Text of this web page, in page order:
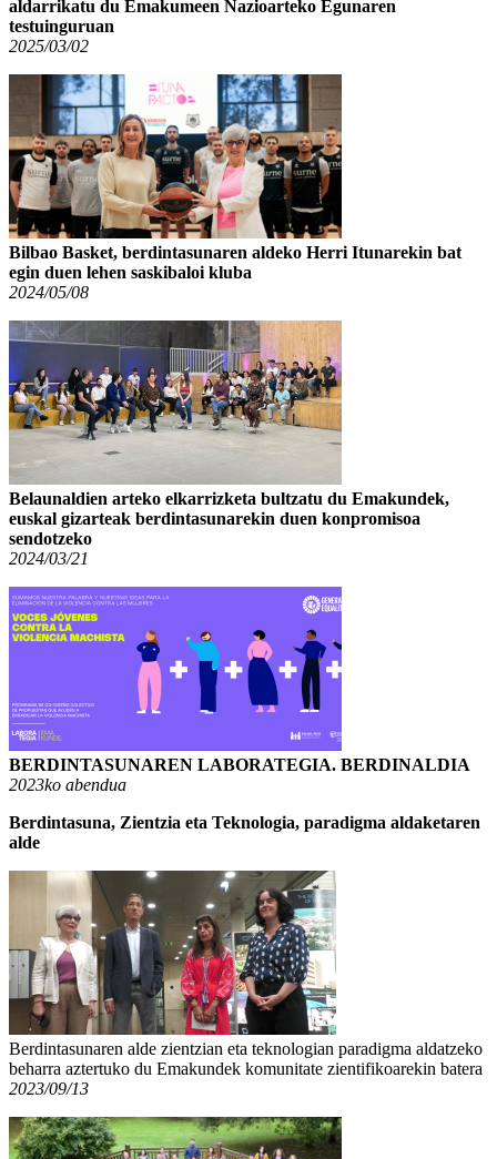
aldarrikatu du Emakumeen Nazioarteko Egunaren
testuinguruan
2025/03/02
Bilbao Basket, berdintasunaren aldeko Herri Itunarekin bat
egin duen lehen saskibaloi kluba
2024/05/08
Belaunaldien arteko elkarrizketa bultzatu du Emakundek,
euskal gizarteak berdintasunarekin duen konpromisoa
sendotzeko
2024/03/21
BERDINTASUNAREN LABORATEGIA. BERDINALDIA
2023ko abendua
Berdintasuna, Zientzia eta Teknologia, paradigma aldaketaren
alde
Berdintasunaren alde zientzian eta teknologian paradigma aldatzeko
beharra aztertuko du Emakundek komunitate zientifikoarekin batera
2023/09/13